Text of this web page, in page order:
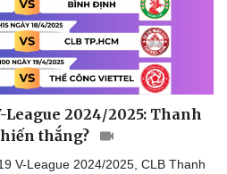
Câu chuyện thời sự
Đọc truyện đêm khuya
Cửa sổ tình yêu
Kể chuyện cho bé
Hạt giống tâm hồn
League 2024/2025: Thanh
thắng?
V-League 2024/2025, CLB Thanh